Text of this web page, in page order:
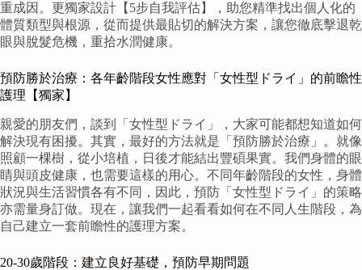
重成因。更獨家設計【5步自我評估】，助您精準找出個人化的
體質類型與根源，從而提供最貼切的解決方案，讓您徹底擊退乾
眼與脫髮危機，重拾水潤健康。
預防勝於治療：各年齡階段女性應對「女性型ドライ」的前瞻性
護理【獨家】
親愛的朋友們，談到「女性型ドライ」，大家可能都想知道如何
解決現有困擾。其實，最好的方法就是「預防勝於治療」。就像
照顧一棵樹，從小培植，日後才能結出豐碩果實。我們身體的眼
睛與頭皮健康，也需要這樣的用心。不同年齡階段的女性，身體
狀況與生活習慣各有不同，因此，預防「女性型ドライ」的策略
亦需量身訂做。現在，讓我們一起看看如何在不同人生階段，為
自己建立一套前瞻性的護理方案。
20-30歲階段：建立良好基礎，預防早期問題